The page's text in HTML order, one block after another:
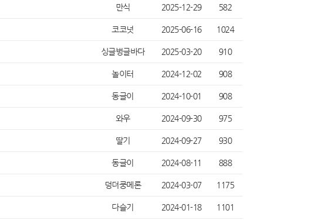
만식 2025-12-29 582
코코넛 2025-06-16 1024
싱글벙글바다 2025-03-20 910
놀이터 2024-12-02 908
동글이 2024-10-01 908
와우 2024-09-30 975
딸기 2024-09-27 930
동글이 2024-08-11 888
덩더쿵메론 2024-03-07 1175
다슬기 2024-01-18 1101